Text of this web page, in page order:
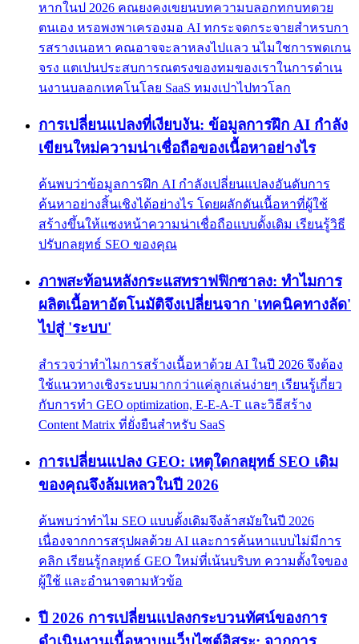
หากในป 2026 คณยงคงเขยนบทความบลอกทกบทดวย
ตนเอง หรอพงพาเครองมอ AI ทกระจดกระจายสำหรบกา
รสรางเนอหา คณอาจจะลาหลงไปแลว นไมใชการพดเกน
จรง แตเปนประสบการณตรงของทมของเราในการดำเน
นงานบลอกเทคโนโลย SaaS ทมงเปาไปทวโลก
การเปลี่ยนแปลงที่เงียบงัน: ข้อมูลการฝึก AI กำลัง
เขียนใหม่ความน่าเชื่อถือของเนื้อหาอย่างไร
ค้นพบว่าข้อมูลการฝึก AI กำลังเปลี่ยนแปลงอันดับการ
ค้นหาอย่างสิ้นเชิงได้อย่างไร โดยผลักดันเนื้อหาที่ผู้ใช้
สร้างขึ้นให้แซงหน้าความน่าเชื่อถือแบบดั้งเดิม เรียนรู้วิธี
ปรับกลยุทธ์ SEO ของคุณ
ภาพสะท้อนหลังกระแสทราฟฟิกซาลง: ทำไมการ
ผลิตเนื้อหาอัตโนมัติจึงเปลี่ยนจาก 'เทคนิคทางลัด'
ไปสู่ 'ระบบ'
สำรวจว่าทำไมการสร้างเนื้อหาด้วย AI ในปี 2026 จึงต้อง
ใช้แนวทางเชิงระบบมากกว่าแค่ลูกเล่นง่ายๆ เรียนรู้เกี่ยว
กับการทำ GEO optimization, E-E-A-T และวิธีสร้าง
Content Matrix ที่ยั่งยืนสำหรับ SaaS
การเปลี่ยนแปลง GEO: เหตุใดกลยุทธ์ SEO เดิม
ของคุณจึงล้มเหลวในปี 2026
ค้นพบว่าทำไม SEO แบบดั้งเดิมจึงล้าสมัยในปี 2026
เนื่องจากการสรุปผลด้วย AI และการค้นหาแบบไม่มีการ
คลิก เรียนรู้กลยุทธ์ GEO ใหม่ที่เน้นบริบท ความตั้งใจของ
ผู้ใช้ และอำนาจตามหัวข้อ
ปี 2026 การเปลี่ยนแปลงกระบวนทัศน์ของการ